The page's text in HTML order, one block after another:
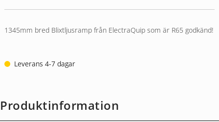
1345mm bred Blixtljusramp från ElectraQuip som är R65 godkänd!
Leverans 4-7 dagar
Produktinformation